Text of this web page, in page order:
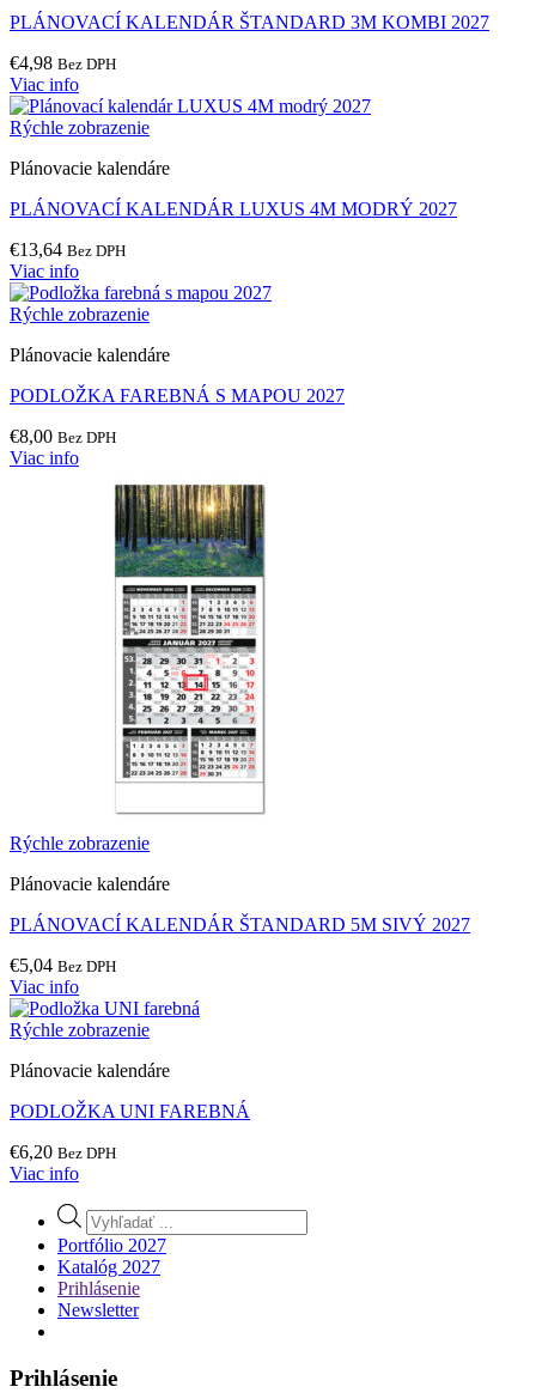
PLÁNOVACÍ KALENDÁR ŠTANDARD 3M KOMBI 2027
€4,98 Bez DPH
Viac info
Rýchle zobrazenie
Plánovacie kalendáre
PLÁNOVACÍ KALENDÁR LUXUS 4M MODRÝ 2027
€13,64 Bez DPH
Viac info
Rýchle zobrazenie
Plánovacie kalendáre
PODLOŽKA FAREBNÁ S MAPOU 2027
€8,00 Bez DPH
Viac info
Rýchle zobrazenie
Plánovacie kalendáre
PLÁNOVACÍ KALENDÁR ŠTANDARD 5M SIVÝ 2027
€5,04 Bez DPH
Viac info
Rýchle zobrazenie
Plánovacie kalendáre
PODLOŽKA UNI FAREBNÁ
€6,20 Bez DPH
Viac info
Products
search
Portfólio 2027
Katalóg 2027
Prihlásenie
Newsletter
Prihlásenie